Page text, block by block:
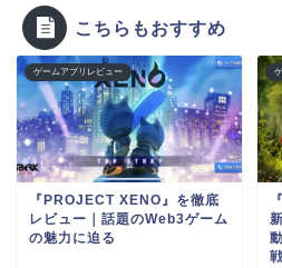
こちらもおすすめ
ゲームアプリレビュー
『PROJECT XENO』を徹底
レビュー｜話題のWeb3ゲーム
の魅力に迫る